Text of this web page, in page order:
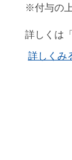
※付与の
詳しくは
詳しくみ